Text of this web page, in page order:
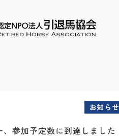
お知らせ
参加予定数に到達しました